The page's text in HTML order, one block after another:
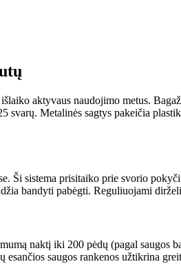
aktyvaus naudojimo metus.
Metalinės sagtys pakeičia
Ši sistema prisitaiko prie svorio
bandyti pabėgti. Reguliuojami
naktį iki 200 pėdų (pagal
saugos rankenos užtikrina